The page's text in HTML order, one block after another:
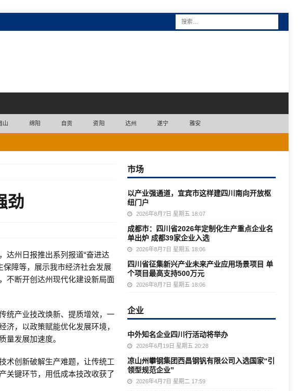
山 绵阳 自贡 资阳 达州 遂宁 雅安
劲
达州日报推出系列报道“奋进达
保障等，展示我市经济社会发展
不断开创达州现代化建设新局面
统产业技改焕新、提质增效，一
济，以政策赋能优化发展环境，
量发展加速度。
术创新破解生产难题，让传统工
关键环节，用低成本技改收获了
市场
以产业强通道，宜宾市这样建四川南向开放枢
纽门户
2026年8月7日 星期五 18:07
成都市：四川省2026年定制化生产重点企业名
单出炉 成都39家企业入选
2026年8月7日 星期五 18:06
四川省征集新兴产业未来产业应用场景项目 单
个项目最高支持500万元
2026年8月7日 星期五 18:06
企业
中外知名企业四川行活动将举办
2026年6月19日 星期五 20:28
凉山州攀钢集团西昌钢钒有限公司入选国家“引
领型规范企业”
2026年4月7日 星期二 17:59